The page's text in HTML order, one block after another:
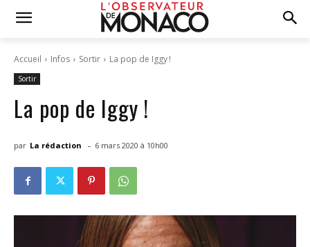
Accueil Infos Sortir La pop de Iggy !
Sortir
La pop de Iggy !
par La rédaction - 6 mars 2020 à 10h00